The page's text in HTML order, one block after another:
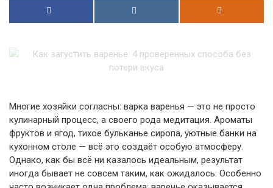
Многие хозяйки согласны: варка варенья — это не просто
кулинарный процесс, а своего рода медитация. Ароматы
фруктов и ягод, тихое бульканье сиропа, уютные банки на
кухонном столе — всё это создаёт особую атмосферу.
Однако, как бы всё ни казалось идеальным, результат
иногда бывает не совсем таким, как ожидалось. Особенно